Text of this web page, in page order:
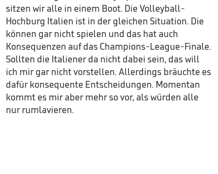
sitzen wir alle in einem Boot. Die Volleyball-
Hochburg Italien ist in der gleichen Situation. Die
können gar nicht spielen und das hat auch
Konsequenzen auf das Champions-League-Finale.
Sollten die Italiener da nicht dabei sein, das will
ich mir gar nicht vorstellen. Allerdings bräuchte es
dafür konsequente Entscheidungen. Momentan
kommt es mir aber mehr so vor, als würden alle
nur rumlavieren.